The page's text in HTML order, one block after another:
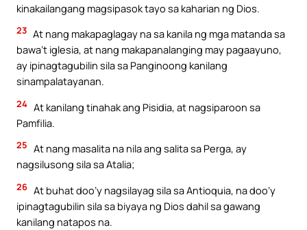
kinakailangang magsipasok tayo sa kaharian ng Dios.
23 At nang makapaglagay na sa kanila ng mga matanda sa
bawa’t iglesia, at nang makapanalanging may pagaayuno,
ay ipinagtagubilin sila sa Panginoong kanilang
sinampalatayanan.
24 At kanilang tinahak ang Pisidia, at nagsiparoon sa
Pamfilia.
25 At nang masalita na nila ang salita sa Perga, ay
nagsilusong sila sa Atalia;
26 At buhat doo’y nagsilayag sila sa Antioquia, na doo’y
ipinagtagubilin sila sa biyaya ng Dios dahil sa gawang
kanilang natapos na.